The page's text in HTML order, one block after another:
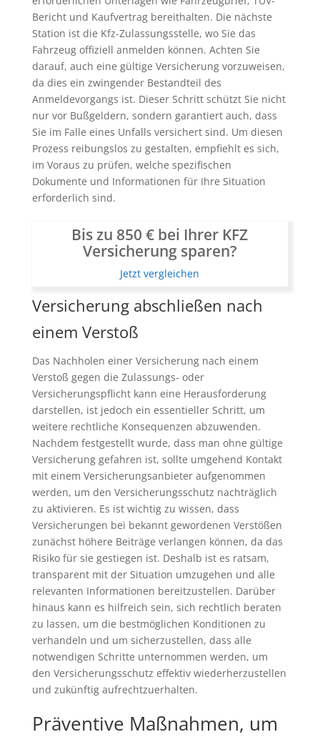
Bericht und Kaufvertrag bereithalten. Die nächste
Station ist die Kfz-Zulassungsstelle, wo Sie das
Fahrzeug offiziell anmelden können. Achten Sie
darauf, auch eine gültige Versicherung vorzuweisen,
da dies ein zwingender Bestandteil des
Anmeldevorgangs ist. Dieser Schritt schützt Sie nicht
nur vor Bußgeldern, sondern garantiert auch, dass
Sie im Falle eines Unfalls versichert sind. Um diesen
Prozess reibungslos zu gestalten, empfiehlt es sich,
im Voraus zu prüfen, welche spezifischen
Dokumente und Informationen für Ihre Situation
erforderlich sind.
Bis zu 850 € bei Ihrer KFZ
Versicherung sparen?
Jetzt vergleichen
Versicherung abschließen nach
einem Verstoß
Das Nachholen einer Versicherung nach einem
Verstoß gegen die Zulassungs- oder
Versicherungspflicht kann eine Herausforderung
darstellen, ist jedoch ein essentieller Schritt, um
weitere rechtliche Konsequenzen abzuwenden.
Nachdem festgestellt wurde, dass man ohne gültige
Versicherung gefahren ist, sollte umgehend Kontakt
mit einem Versicherungsanbieter aufgenommen
werden, um den Versicherungsschutz nachträglich
zu aktivieren. Es ist wichtig zu wissen, dass
Versicherungen bei bekannt gewordenen Verstößen
zunächst höhere Beiträge verlangen können, da das
Risiko für sie gestiegen ist. Deshalb ist es ratsam,
transparent mit der Situation umzugehen und alle
relevanten Informationen bereitzustellen. Darüber
hinaus kann es hilfreich sein, sich rechtlich beraten
zu lassen, um die bestmöglichen Konditionen zu
verhandeln und um sicherzustellen, dass alle
notwendigen Schritte unternommen werden, um
den Versicherungsschutz effektiv wiederherzustellen
und zukünftig aufrechtzuerhalten.
Präventive Maßnahmen, um